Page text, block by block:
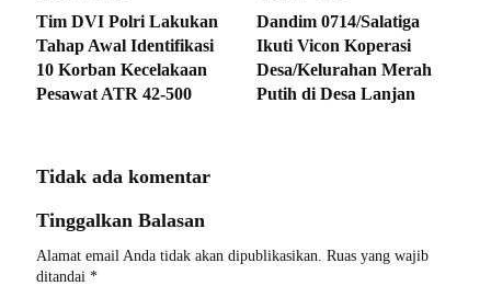
Tim DVI Polri Lakukan
Tahap Awal Identifikasi
10 Korban Kecelakaan
Pesawat ATR 42-500
Dandim 0714/Salatiga
Ikuti Vicon Koperasi
Desa/Kelurahan Merah
Putih di Desa Lanjan
Tidak ada komentar
Tinggalkan Balasan
Alamat email Anda tidak akan dipublikasikan. Ruas yang wajib
ditandai *